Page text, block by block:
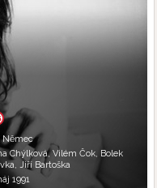
Němec
Chýlková, Vilém Čok, Bolek
Jiří Bartoška
1991